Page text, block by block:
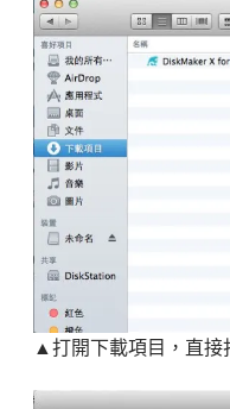
▲打開下載項目，直接